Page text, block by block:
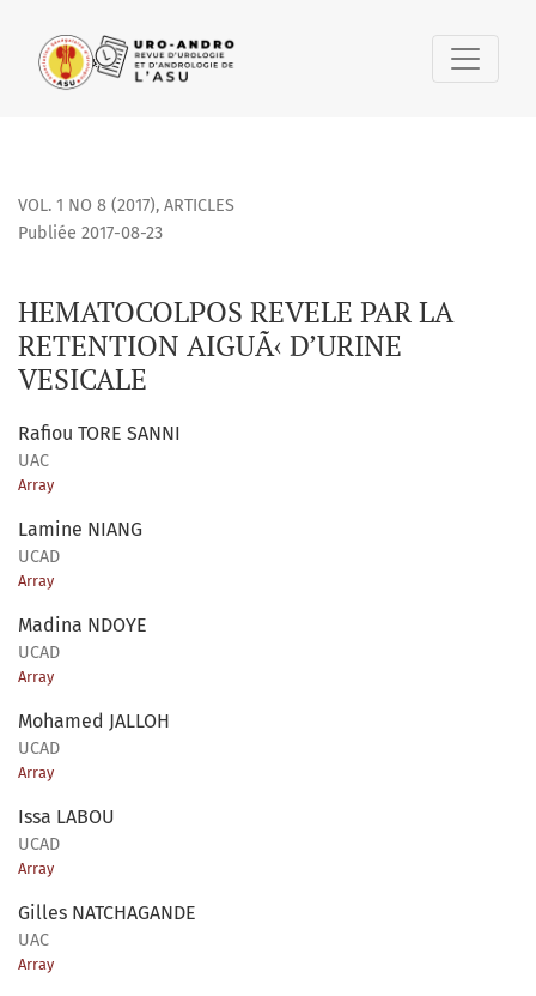
VOL. 1 NO 8 (2017), ARTICLES
HEMATOCOLPOS REVELE PAR LA
RETENTION AIGUÃ‹ D’URINE
VESICALE
Publiée 2017-08-23
Rafiou TORE SANNI
UAC
Array
Lamine NIANG
UCAD
Array
Madina NDOYE
UCAD
Array
Mohamed JALLOH
UCAD
Array
Issa LABOU
UCAD
Array
Gilles NATCHAGANDE
UAC
Array